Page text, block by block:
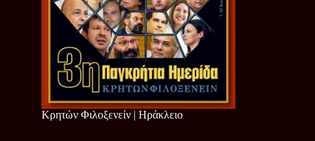
Κρητών Φιλοξενείν | Ηράκλειο